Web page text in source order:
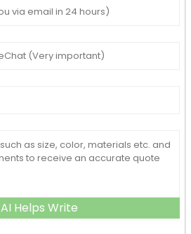
AI Helps Write